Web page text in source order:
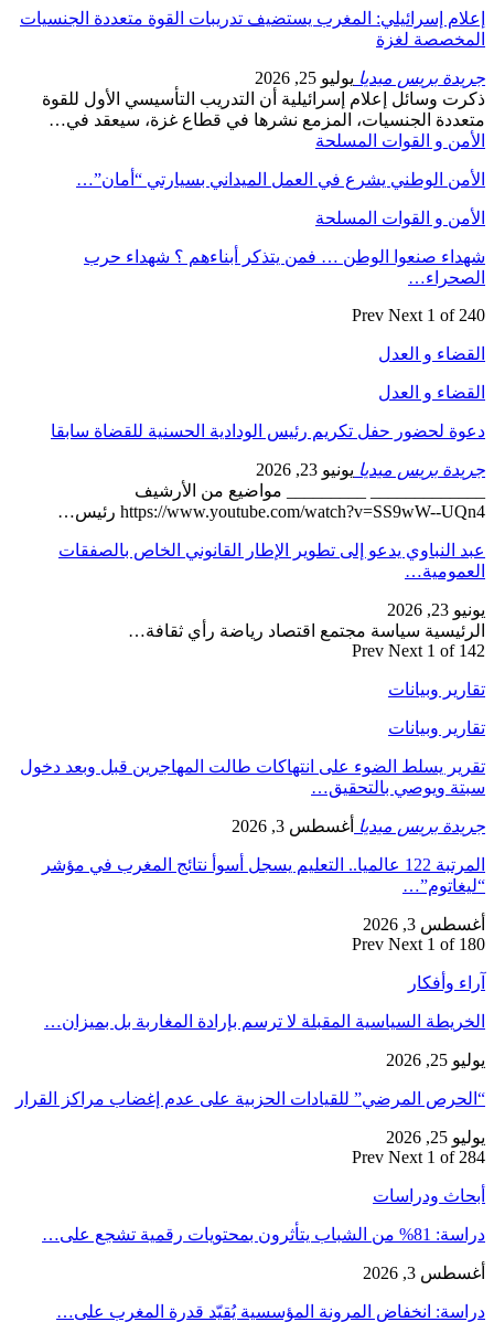
إعلام إسرائيلي: المغرب يستضيف تدريبات القوة متعددة الجنسيات
المخصصة لغزة
جريدة بريس ميديا يوليو 25, 2026
ذكرت وسائل إعلام إسرائيلية أن التدريب التأسيسي الأول للقوة
متعددة الجنسيات، المزمع نشرها في قطاع غزة، سيعقد في…
الأمن و القوات المسلحة
الأمن الوطني يشرع في العمل الميداني بسيارتي “أمان”…
الأمن و القوات المسلحة
شهداء صنعوا الوطن … فمن يتذكر أبناءهم ؟ شهداء حرب
الصحراء…
Prev Next 1 of 240
القضاء و العدل
القضاء و العدل
دعوة لحضور حفل تكريم رئيس الودادية الحسنية للقضاة سابقا
جريدة بريس ميديا يونيو 23, 2026
_____________ _________ مواضيع من الأرشيف
https://www.youtube.com/watch?v=SS9wW--UQn4 رئيس…
عبد النباوي يدعو إلى تطوير الإطار القانوني الخاص بالصفقات
العمومية…
يونيو 23, 2026
الرئيسية سياسة مجتمع اقتصاد رياضة رأي ثقافة…
Prev Next 1 of 142
تقارير وبيانات
تقارير وبيانات
تقرير يسلط الضوء على انتهاكات طالت المهاجرين قبل وبعد دخول
سبتة ويوصي بالتحقيق…
جريدة بريس ميديا أغسطس 3, 2026
المرتبة 122 عالميا.. التعليم يسجل أسوأ نتائج المغرب في مؤشر
“ليغاتوم”…
أغسطس 3, 2026
Prev Next 1 of 180
آراء وأفكار
الخريطة السياسية المقبلة لا ترسم بإرادة المغاربة بل بميزان…
يوليو 25, 2026
“الحرص المرضي” للقيادات الحزبية على عدم إغضاب مراكز القرار
يوليو 25, 2026
Prev Next 1 of 284
أبحاث ودراسات
دراسة: 81% من الشباب يتأثرون بمحتويات رقمية تشجع على…
أغسطس 3, 2026
دراسة: انخفاض المرونة المؤسسية يُقيّد قدرة المغرب على…